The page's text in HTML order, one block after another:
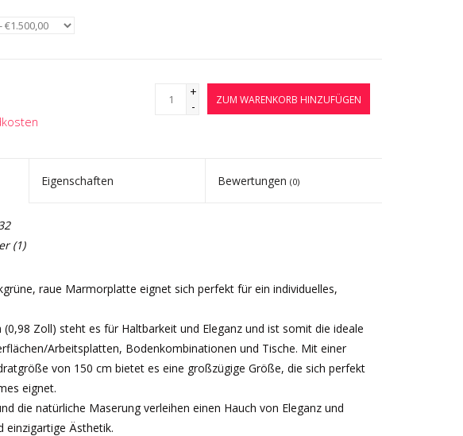
+
-
ZUM WARENKORB HINZUFÜGEN
Eigenschaften Bewertungen(0)
(1)
raue Marmorplatte eignet sich perfekt für ein individuelles,
Zoll) steht es für Haltbarkeit und Eleganz und ist somit die ideale
Arbeitsplatten, Bodenkombinationen und Tische. Mit einer
von 150 cm bietet es eine großzügige Größe, die sich perfekt
eignet.
die natürliche Maserung verleihen einen Hauch von Eleganz und
einzigartige Ästhetik.